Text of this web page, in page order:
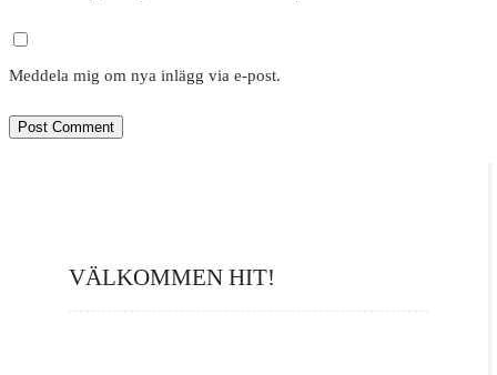
Meddela mig om nya inlägg via e-post.
VÄLKOMMEN HIT!